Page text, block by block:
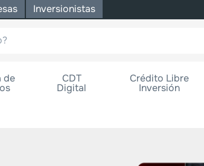
Inversionistas
de CDT
Digital
Crédito Libre
Inversión